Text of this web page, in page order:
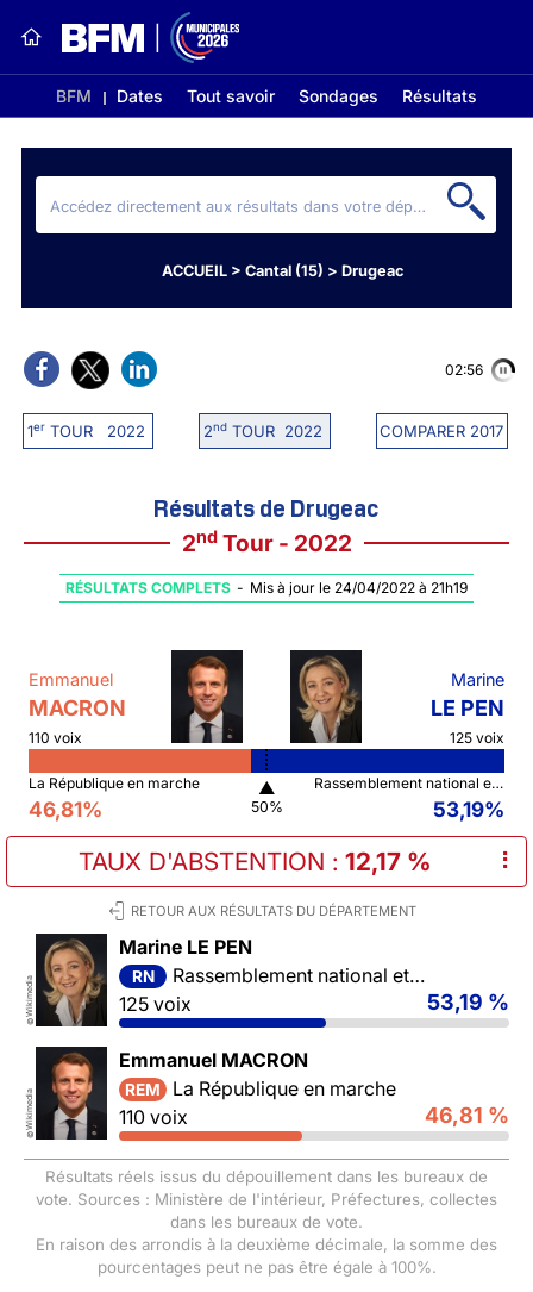
BFM Dates Tout savoir Sondages Résultats
ACCUEIL > Cantal (15) > Drugeac
1erTOUR 2022 2ndTOUR 2022 COMPARER 2017
02:56
Résultats de Drugeac
2ndTour - 2022
RÉSULTATS COMPLETS - Mis à jour le 24/04/2022 à 21h19
Emmanuel
MACRON
110 voix
Marine
LE PEN
125 voix
La République en marche
46,81%
▲
50%
Rassemblement national et ses alliés
53,19%
TAUX D'ABSTENTION : 12,17 % ⠇
RETOUR AUX RÉSULTATS DU DÉPARTEMENT
©
Wikimedia
Marine LE PEN
RN
Rassemblement national et ses alliés
125 voix
53,19 %
©
Wikimedia
Emmanuel MACRON
REM
La République en marche
110 voix
46,81 %
Résultats réels issus du dépouillement dans les bureaux de
vote. Sources : Ministère de l'intérieur, Préfectures, collectes
dans les bureaux de vote.
En raison des arrondis à la deuxième décimale, la somme des
pourcentages peut ne pas être égale à 100%.